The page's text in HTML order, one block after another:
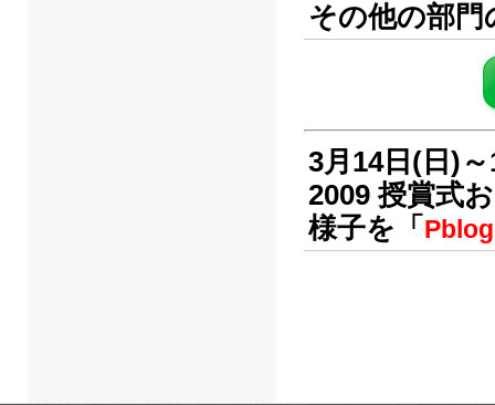
その他の部
3月14日(日)
2009 授賞式
様子を「 Pblog